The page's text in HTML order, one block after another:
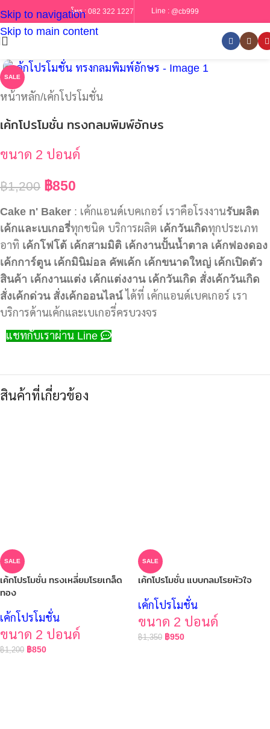
Skip to navigation
Skip to main content
โทร : 082 322 1227 Line : @cb999
SALE
หน้าหลัก/เค้กโปรโมชั่น
เค้กโปรโมชั่น ทรงกลมพิมพ์อักษร
ขนาด 2 ปอนด์
฿1,200 ฿850
Cake n' Baker : เค้กแอนด์เบคเกอร์ เราคือโรงงานรับผลิต
เค้กและเบเกอรี่ทุกชนิด บริการผลิต เค้กวันเกิดทุกประเภท
อาทิ เค้กโฟโต้ เค้กสามมิติ เค้กงานปั้นน้ำตาล เค้กฟองดอง
เค้กการ์ตูน เค้กมินิม่อล คัพเค้ก เค้กขนาดใหญ่ เค้กเปิดตัว
สินค้า เค้กงานแต่ง เค้กแต่งงาน เค้กวันเกิด สั่งเค้กวันเกิด
สั่งเค้กด่วน สั่งเค้กออนไลน์ได้ที่ เค้กแอนด์เบคเกอร์ เรา
บริการด้านเค้กและเบเกอรี่ครบวงจร
แชทกับเราผ่าน Line
สินค้าที่เกี่ยวข้อง
SALE
เค้กโปรโมชั่น ทรงเหลี่ยมโรยเกล็ด
ทอง
เค้กโปรโมชั่น
ขนาด 2 ปอนด์
฿1,200 ฿850
SALE
เค้กโปรโมชั่น แบบกลมโรยหัวใจ
เค้กโปรโมชั่น
ขนาด 2 ปอนด์
฿1,350 ฿950